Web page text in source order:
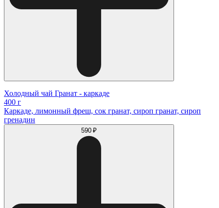
Холодный чай Гранат - каркаде
400 г
Каркаде, лимонный фреш, сок гранат, сироп гранат, сироп
гренадин
590 ₽